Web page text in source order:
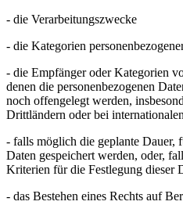
- die Verarbeitungszwecke
- die Kategorien
- die Empfänger oder Kategorien
denen die personenbezogenen
noch offengelegt werden,
Drittländern oder bei
- falls möglich die geplante Dauer,
Daten gespeichert werden, oder,
Kriterien für die Festlegung dieser
- das Bestehen eines Rechts auf